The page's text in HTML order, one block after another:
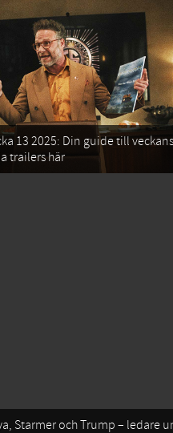
13 2025: Din guide till
trailers här
Starmer och Trump – ledare